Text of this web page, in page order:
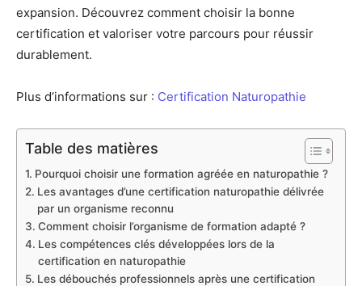
expansion. Découvrez comment choisir la bonne
certification et valoriser votre parcours pour réussir
durablement.
Plus d’informations sur : Certification Naturopathie
Table des matières
Pourquoi choisir une formation agréée en naturopathie ?
Les avantages d’une certification naturopathie délivrée
par un organisme reconnu
Comment choisir l’organisme de formation adapté ?
Les compétences clés développées lors de la
certification en naturopathie
Les débouchés professionnels après une certification